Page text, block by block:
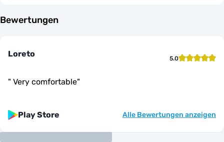
Bewertungen
Loreto 5.0
" Very comfortable"
Play Store Alle Bewertungen anzeigen